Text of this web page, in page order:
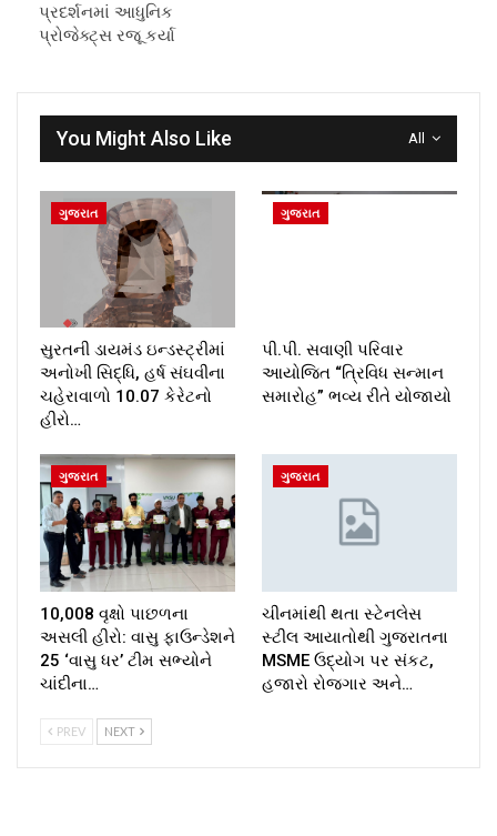
પ્રદર્શનમાં આધુનિક
પ્રોજેક્ટ્સ રજૂ કર્યા
All
You Might Also Like
ગુજરાત
સુરતની ડાયમંડ ઇન્ડસ્ટ્રીમાં
અનોખી સિદ્ધિ, હર્ષ સંઘવીના
ચહેરાવાળો 10.07 કેરેટનો
હીરો…
ગુજરાત
પી.પી. સવાણી પરિવાર
આયોજિત “ત્રિવિધ સન્માન
સમારોહ” ભવ્ય રીતે યોજાયો
ગુજરાત
10,008 વૃક્ષો પાછળના
અસલી હીરો: વાસુ ફાઉન્ડેશને
25 ‘વાસુ ધર’ ટીમ સભ્યોને
ચાંદીના…
ગુજરાત
ચીનમાંથી થતા સ્ટેનલેસ
સ્ટીલ આયાતોથી ગુજરાતના
MSME ઉદ્યોગ પર સંકટ,
હજારો રોજગાર અને…
PREV NEXT